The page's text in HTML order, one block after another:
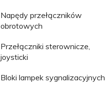
Napędy przełączników
obrotowych
Przełączniki sterownicze,
joysticki
Bloki lampek sygnalizacyjnych